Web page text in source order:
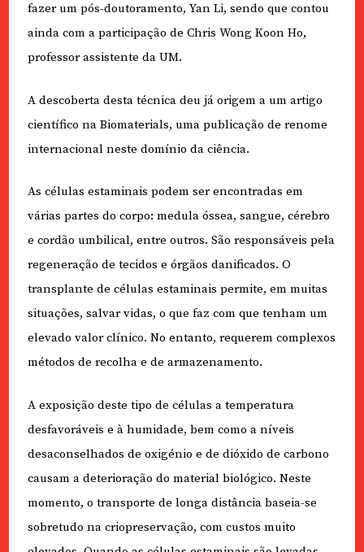
fazer um pós-doutoramento, Yan Li, sendo que contou
ainda com aparticipação de Chris Wong Koon Ho,
professor assistente da UM.
A descoberta desta técnica deu já origem a um artigo
científico na Biomaterials, uma publicação de renome
internacional neste domínio da ciência.
As células estaminais podem ser encontradas em
várias partes do corpo: medula óssea, sangue, cérebro
e cordão umbilical, entre outros. São responsáveis pela
regeneração de tecidos e órgãos danificados. O
transplante de células estaminais permite, em muitas
situações, salvar vidas, o que faz com que tenham um
elevado valor clínico. No entanto, requerem complexos
métodos de recolha e de armazenamento.
A exposição deste tipo de células a temperatura
desfavoráveis e à humidade, bem como a níveis
desaconselhados de oxigénio e de dióxido de carbono
causam a deterioração do material biológico. Neste
momento, o transporte de longa distância baseia-se
sobretudo na criopreservação, com custos muito